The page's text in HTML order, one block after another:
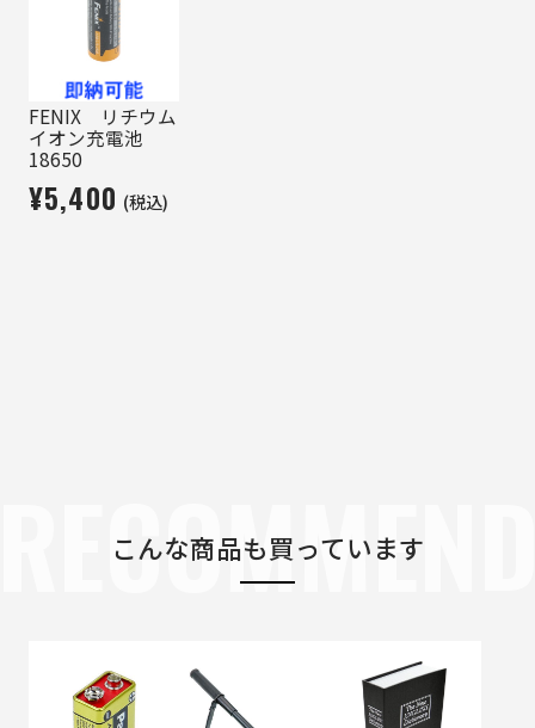
FENIX リチウム
イオン充電池
18650
¥5,400 (税込)
こんな商品も買っています